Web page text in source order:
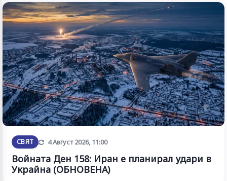
СВЯТ Обновена
4 Август 2026, 11:00
Войната Ден 158: Иран е планирал удари в
Украйна (ОБНОВЕНА)